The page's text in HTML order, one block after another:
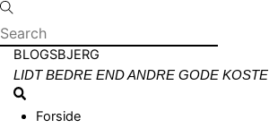
Skip
to
content
Menu
BLOGSBJERG
LIDT BEDRE END ANDRE GODE KOSTE
Search
Forside